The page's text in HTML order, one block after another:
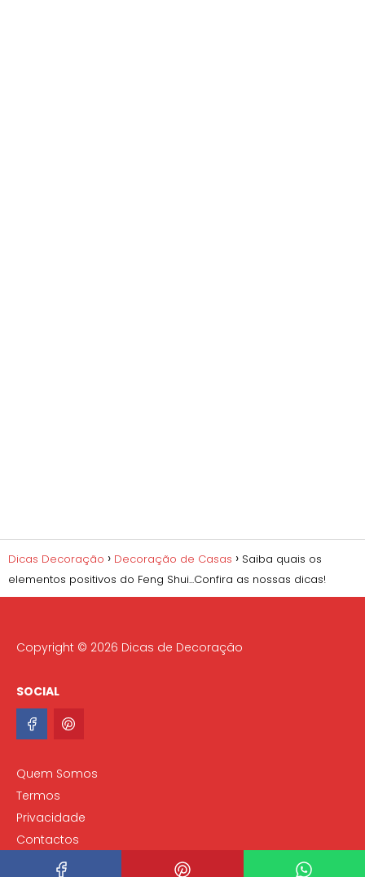
Dicas Decoração Decoração de Casas
Saiba quais os
elementos positivos do Feng Shui...Confira as nossas dicas!
Copyright © 2026 Dicas de Decoração
SOCIAL
Quem Somos
Termos
Privacidade
Contactos